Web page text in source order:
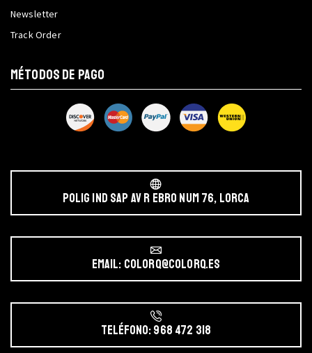
Newsletter
Track Order
MÉTODOS DE PAGO
POLIG IND SAP AV r EBRO NUM 76, LORCA
Email: colorq@colorq.es
Teléfono: 968 472 318